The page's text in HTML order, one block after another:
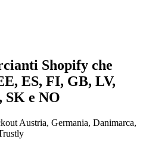
Shopify che
ES, FI, GB, LV,
SK e NO
Austria, Germania, Danimarca,